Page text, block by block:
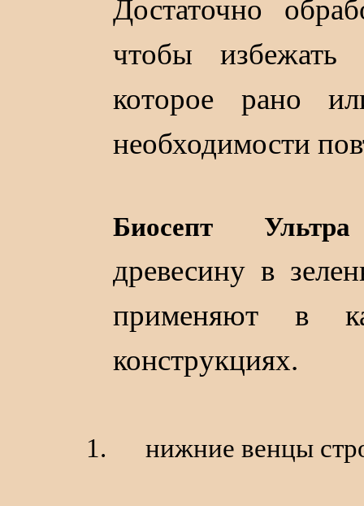
Достаточно
чтобы избежать
которое рано
необходимости
Биосепт Ультра
древесину в
применяют в
конструкциях.
нижние венцы